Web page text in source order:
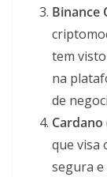
Binance
tem
na
de
Cardano
que visa
segura